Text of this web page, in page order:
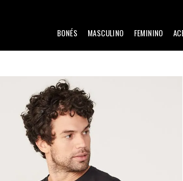
BONÉS MASCULINO FEMININO